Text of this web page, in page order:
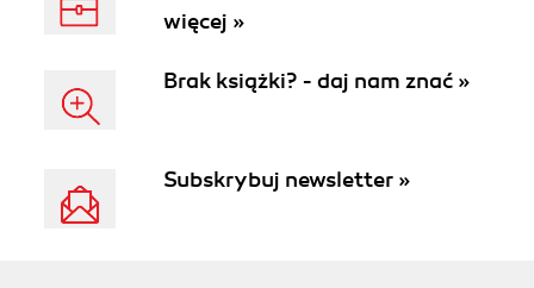
więcej »
Brak książki? - daj nam znać »
Subskrybuj newsletter »